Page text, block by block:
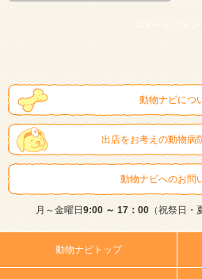
スマートフォン |
動物ナビにつ
出店をお考えの動物病
動物ナビへのお問
月～金曜日 9:00 ～ 17：00（祝祭日・
動物ナビトップ